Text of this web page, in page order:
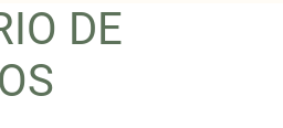
DE